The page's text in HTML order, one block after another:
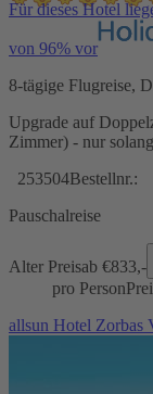
Für dieses Hotel
von 96% vor
8-tägige Flugreise,
Upgrade auf
Zimmer) - nur
253504Bestellnr.:
Pauschalreise
Alter Preisab €833,-
pro Person
allsun Hotel Zorbas